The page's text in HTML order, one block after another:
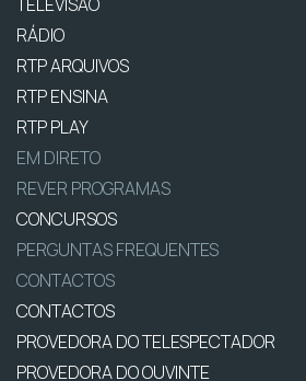
RÁDIO
RTP ARQUIVOS
RTP ENSINA
RTP PLAY
EM DIRETO
REVER PROGRAMAS
CONCURSOS
PERGUNTAS FREQUENTES
CONTACTOS
CONTACTOS
PROVEDORA DO TELESPECTADOR
PROVEDORA DO OUVINTE